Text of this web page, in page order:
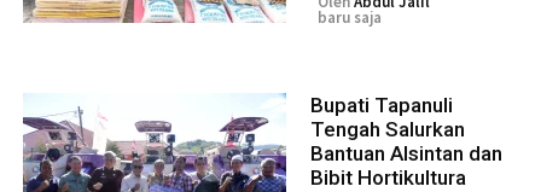
baru saja
Bupati Tapanuli
Tengah Salurkan
Bantuan Alsintan dan
Bibit Hortikultura